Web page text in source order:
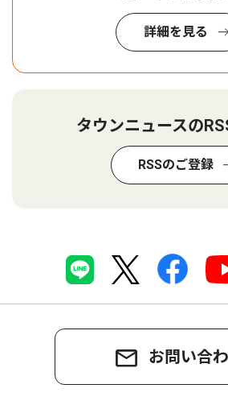
詳細を見る
タウンニュースの
RSSのご登録
お問い合